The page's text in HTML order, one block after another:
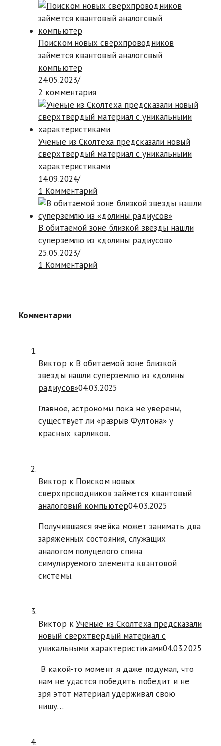
Поиском новых сверхпроводников
займется квантовый аналоговый
компьютер
24.05.2023/
2 комментария
Ученые из Сколтеха предсказали новый
сверхтвердый материал с уникальными
характеристиками
14.09.2024/
1 Комментарий
В обитаемой зоне близкой звезды нашли
суперземлю из «долины радиусов»
25.05.2023/
1 Комментарий
Комментарии
Виктор к В обитаемой зоне близкой
звезды нашли суперземлю из «долины
радиусов»04.03.2025
Главное, астрономы пока не уверены,
существует ли «разрыв Фултона» у
красных карликов.
Виктор к Поиском новых
сверхпроводников займется квантовый
аналоговый компьютер04.03.2025
Получившаяся ячейка может занимать два
заряженных состояния, служащих
аналогом полуцелого спина
симулируемого элемента квантовой
системы.
Виктор к Ученые из Сколтеха предсказали
новый сверхтвердый материал с
уникальными характеристиками04.03.2025
В какой-то момент я даже подумал, что
нам не удастся победить победит и не
зря этот материал удерживал свою
нишу…